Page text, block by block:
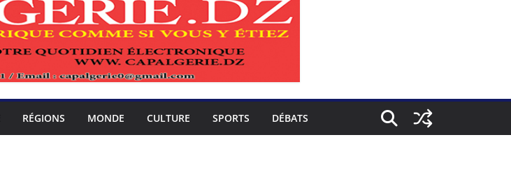
RÉGIONS MONDE CULTURE SPORTS DÉBATS